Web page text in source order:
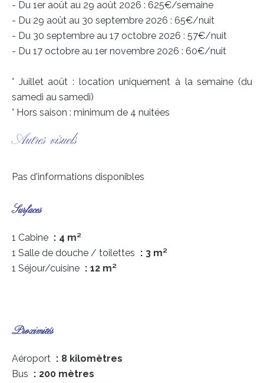
- Du 1er août au 29 août 2026 : 625€/semaine
- Du 29 août au 30 septembre 2026 : 65€/nuit
- Du 30 septembre au 17 octobre 2026 : 57€/nuit
- Du 17 octobre au 1er novembre 2026 : 60€/nuit
° Juillet août : location uniquement à la semaine (du
samedi au samedi)
° Hors saison : minimum de 4 nuitées
Autres visuels
Pas d'informations disponibles
Surfaces
1 Cabine
4 m²
1 Salle de douche / toilettes
3 m²
1 Séjour/cuisine
12 m²
Proximités
Aéroport
8 kilomètres
Bus
200 mètres